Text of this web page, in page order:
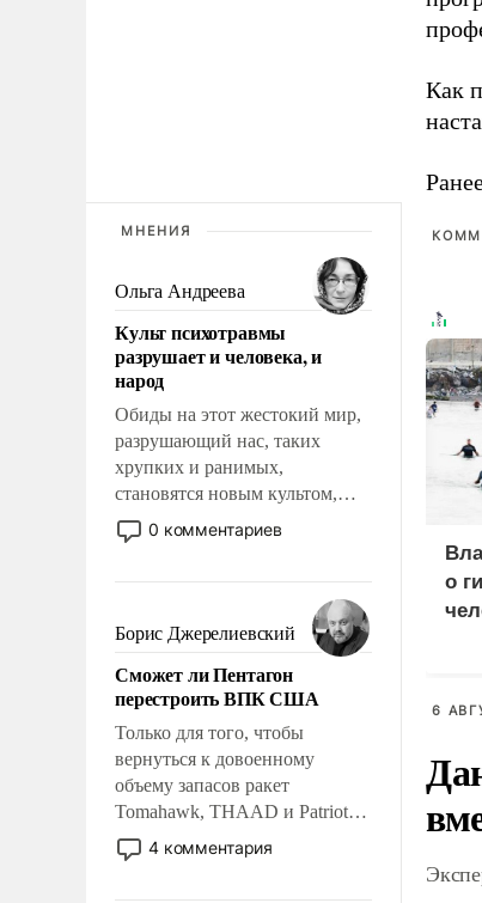
МНЕНИЯ
Ольга Андреева
Культ психотравмы
разрушает и человека, и
народ
Обиды на этот жестокий мир,
разрушающий нас, таких
хрупких и ранимых,
становятся новым культом,
постепенно вытесняя и
отменяя традиционное
мужественным и твердым под
ударами судьбы, брать на себя
ответственность, помогать
слабым, идти вперед и
адаптироваться.
0 комментариев
Борис Джерелиевский
Сможет ли Пентагон
перестроить ВПК США
Только для того, чтобы
вернуться к довоенному
объему запасов ракет
Tomahawk, THAAD и Patriot
США потребуется более трех
лет. Даже небольшая война с
4 комментария
Как
о
6